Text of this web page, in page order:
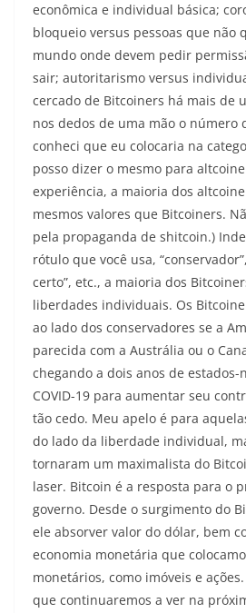
econômica e individual básica;
bloqueio versus pessoas que não
mundo onde devem pedir
sair; autoritarismo versus
cercado de Bitcoiners há mais de
nos dedos de uma mão o número
conheci que eu colocaria na
posso dizer o mesmo para
experiência, a maioria dos
mesmos valores que Bitcoiners.
pela propaganda de shitcoin.)
rótulo que você usa,
certo”, etc., a maioria dos
liberdades individuais. Os
ao lado dos conservadores se a
parecida com a Austrália ou o
chegando a dois anos de estados-
COVID-19 para aumentar seu
tão cedo. Meu apelo é para
do lado da liberdade individual,
tornaram um maximalista do
laser. Bitcoin é a resposta para o
governo. Desde o surgimento do
ele absorver valor do dólar, bem
economia monetária que
monetários, como imóveis e
que continuaremos a ver na